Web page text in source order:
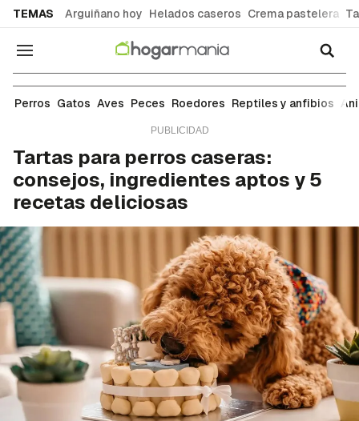
TEMAS Arguiñano hoy Helados caseros Crema pastelera
Navegación
Perros
Perros Gatos Aves Peces Roedores Reptiles y anfibios
Tartas para perros caseras:
consejos, ingredientes aptos y 5
recetas deliciosas